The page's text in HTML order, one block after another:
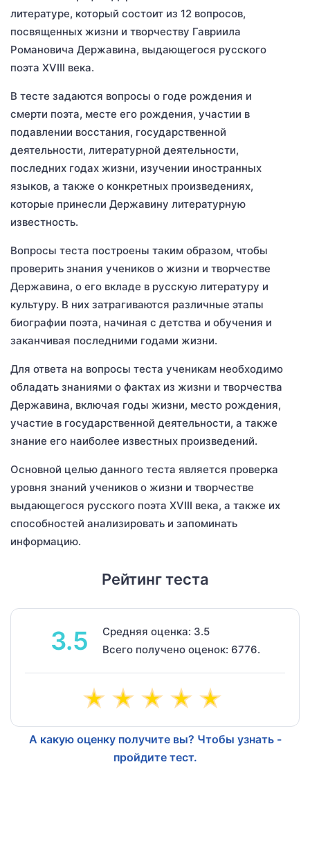
литературе, который состоит из 12 вопросов,
посвященных жизни и творчеству Гавриила
Романовича Державина, выдающегося русского
поэта XVIII века.
В тесте задаются вопросы о годе рождения и
смерти поэта, месте его рождения, участии в
подавлении восстания, государственной
деятельности, литературной деятельности,
последних годах жизни, изучении иностранных
языков, а также о конкретных произведениях,
которые принесли Державину литературную
известность.
Вопросы теста построены таким образом, чтобы
проверить знания учеников о жизни и творчестве
Державина, о его вкладе в русскую литературу и
культуру. В них затрагиваются различные этапы
биографии поэта, начиная с детства и обучения и
заканчивая последними годами жизни.
Для ответа на вопросы теста ученикам необходимо
обладать знаниями о фактах из жизни и творчества
Державина, включая годы жизни, место рождения,
участие в государственной деятельности, а также
знание его наиболее известных произведений.
Основной целью данного теста является проверка
уровня знаний учеников о жизни и творчестве
выдающегося русского поэта XVIII века, а также их
способностей анализировать и запоминать
информацию.
Рейтинг теста
3.5
Средняя оценка: 3.5
Всего получено оценок: 6776.
А какую оценку получите вы? Чтобы узнать -
пройдите тест.